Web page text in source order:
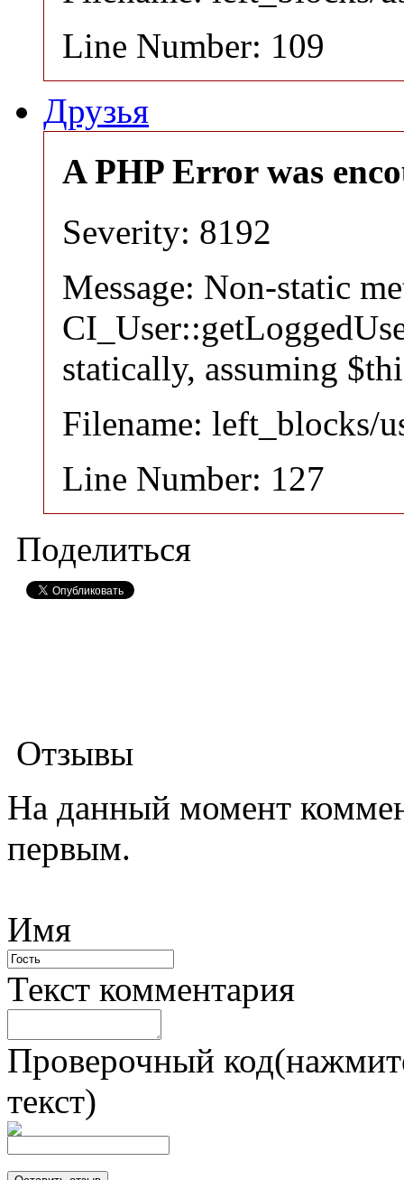
Line Number: 109
Друзья
A PHP Error was
Severity: 8192
Message: Non-static
statically, assuming
Filename: left_blocks/
Line Number: 127
Поделиться
Отзывы
На данный момент
первым.
Имя
Текст комментария
Проверочный
текст)